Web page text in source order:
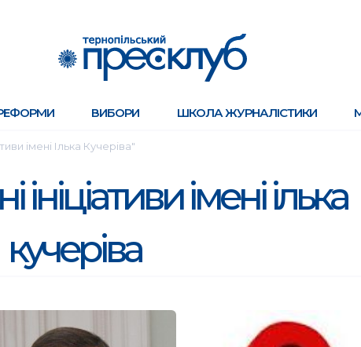
ВИБОРИ ШКОЛА ЖУРНАЛІСТИКИ
імені Ілька Кучеріва"
імені ілька
кучеріва